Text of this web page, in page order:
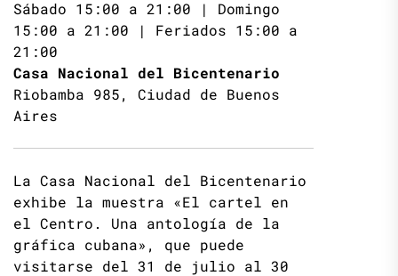
Sábado 15:00 a 21:00 | Domingo
15:00 a 21:00 | Feriados 15:00 a
21:00
Casa Nacional del Bicentenario
Riobamba 985, Ciudad de Buenos
Aires
La Casa Nacional del Bicentenario
exhibe la muestra «El cartel en
el Centro. Una antología de la
gráfica cubana», que puede
visitarse del 31 de julio al 30